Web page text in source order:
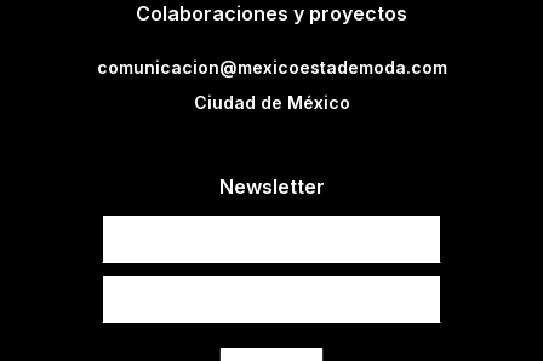
Colaboraciones y proyectos
comunicacion@mexicoestademoda.com
Ciudad de México
Newsletter